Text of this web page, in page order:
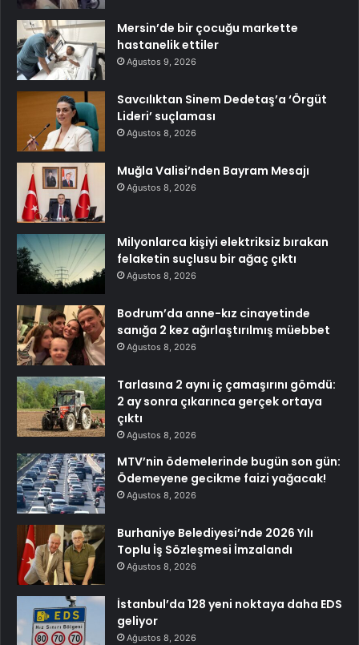
Mersin’de bir çocuğu markette
hastanelik ettiler
Ağustos 9, 2026
Savcılıktan Sinem Dedetaş’a ‘Örgüt
Lideri’ suçlaması
Ağustos 8, 2026
Muğla Valisi’nden Bayram Mesajı
Ağustos 8, 2026
Milyonlarca kişiyi elektriksiz bırakan
felaketin suçlusu bir ağaç çıktı
Ağustos 8, 2026
Bodrum’da anne-kız cinayetinde
sanığa 2 kez ağırlaştırılmış müebbet
Ağustos 8, 2026
Tarlasına 2 aynı iç çamaşırını gömdü:
2 ay sonra çıkarınca gerçek ortaya
çıktı
Ağustos 8, 2026
MTV’nin ödemelerinde bugün son gün:
Ödemeyene gecikme faizi yağacak!
Ağustos 8, 2026
Burhaniye Belediyesi’nde 2026 Yılı
Toplu İş Sözleşmesi İmzalandı
Ağustos 8, 2026
İstanbul’da 128 yeni noktaya daha EDS
geliyor
Ağustos 8, 2026